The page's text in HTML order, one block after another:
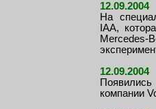
12.09.2004
На
IAA,
12.09.2004
компании